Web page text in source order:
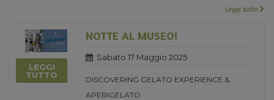
Leggi tutto
LEGGI
TUTTO
NOTTE AL MUSEO!
Sabato 17 Maggio 2025
DISCOVERING GELATO EXPERIENCE &
APERIGELATO